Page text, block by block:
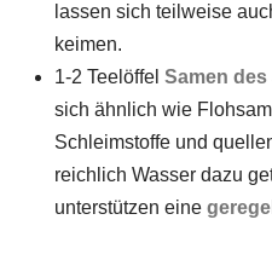
lassen sich teilweise
keimen.
1-2 Teelöffel Samen
sich ähnlich wie
Schleimstoffe und
reichlich Wasser dazu
unterstützen eine